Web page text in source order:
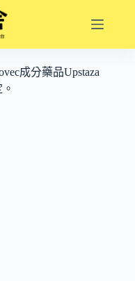
成分藥品Upstaza